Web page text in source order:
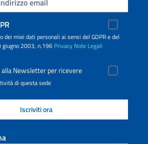
dei miei dati personali ai sensi del GDPR e del
giugno 2003, n.196 Privacy Note Legali
Newsletter per ricevere
di questa sede